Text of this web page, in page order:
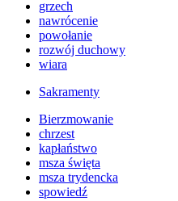
grzech
nawrócenie
powołanie
rozwój duchowy
wiara
Sakramenty
Bierzmowanie
chrzest
kapłaństwo
msza święta
msza trydencka
spowiedź